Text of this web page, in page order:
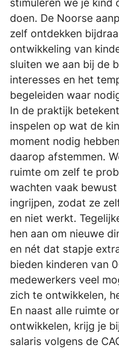
stimuleren we je kind
doen. De Noorse
zelf ontdekken
ontwikkeling van
sluiten we aan bij de
interesses en het
begeleiden waar
In de praktijk
inspelen op wat de
moment nodig
daarop afstemmen.
ruimte om zelf te
wachten vaak
ingrijpen, zodat ze
en niet werkt.
hen aan om nieuwe
en nét dat stapje
bieden kinderen van
medewerkers veel
zich te ontwikkelen,
En naast alle ruimte
ontwikkelen, krijg je
salaris volgens de